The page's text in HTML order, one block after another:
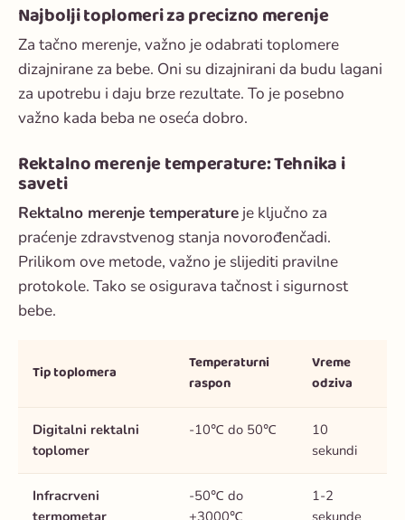
Najbolji toplomeri za precizno merenje
Za tačno merenje, važno je odabrati toplomere
dizajnirane za bebe. Oni su dizajnirani da budu lagani
za upotrebu i daju brze rezultate. To je posebno
važno kada beba ne oseća dobro.
Rektalno merenje temperature: Tehnika i
saveti
Rektalno merenje temperature je ključno za
praćenje zdravstvenog stanja novorođenčadi.
Prilikom ove metode, važno je slijediti pravilne
protokole. Tako se osigurava tačnost i sigurnost
bebe.
Tip toplomera
Temperaturni
raspon
Vreme
odziva
Digitalni rektalni
toplomer
-10℃ do 50℃
10
sekundi
Infracrveni
-50℃ do
1-2